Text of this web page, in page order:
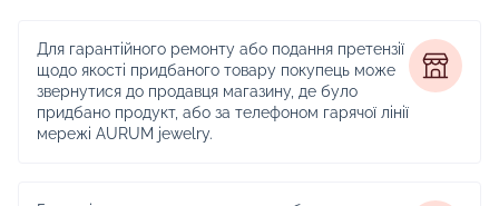
Для гарантійного ремонту або подання претензії
щодо якості придбаного товару покупець може
звернутися до продавця магазину, де було
придбано продукт, або за телефоном гарячої лінії
мережі AURUM jewelry.